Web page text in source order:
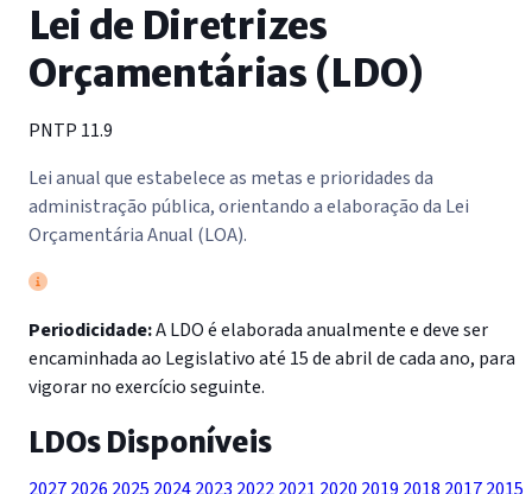
Lei de Diretrizes
Orçamentárias (LDO)
PNTP 11.9
Lei anual que estabelece as metas e prioridades da
administração pública, orientando a elaboração da Lei
Orçamentária Anual (LOA).
Periodicidade:A LDO é elaborada anualmente e deve ser
encaminhada ao Legislativo até 15 de abril de cada ano, para
vigorar no exercício seguinte.
LDOs Disponíveis
20272026 2025 20242023 20222021 2020 2019 2018 20172015